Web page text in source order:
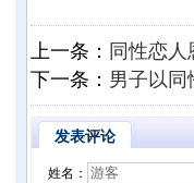
上一条： 同性恋
下一条： 男子以同
发表评论
姓名：